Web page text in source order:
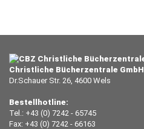
Christliche Bücherzentrale GmbH
Dr.Schauer Str. 26, 4600 Wels
Bestellhotline:
Tel.: +43 (0) 7242 - 65745
Fax: +43 (0) 7242 - 66163